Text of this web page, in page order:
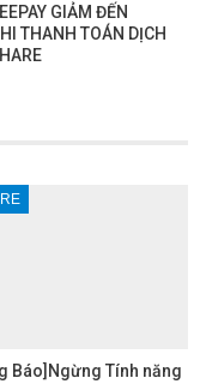
GIẢM ĐẾN
THANH TOÁN DỊCH
Báo]Ngừng Tính năng